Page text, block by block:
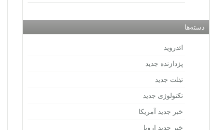
دسته‌ها
اندروید
پردازنده جدید
تبلت جدید
تکنولوژی جدید
خبر جدید آمریکا
خبر جدید اروپا